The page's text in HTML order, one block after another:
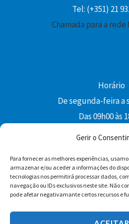
Gerir o
Para fornecer as melhores experiências,
armazenar e/ou aceder a informações do
tecnologias nos permitirá processar dados,
navegação ou IDs exclusivos neste site. Não
pode afetar negativamante certos recursos e
Tel: (+351) 21
Chamada para a
Horário
De segunda-feira a
Das 09h00 às
Facebook YouTube
Condições Gerais